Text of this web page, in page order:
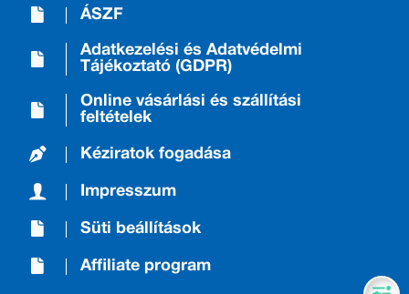
ÁSZF
Adatkezelési és Adatvédelmi
Tájékoztató (GDPR)
Online vásárlási és szállítási
feltételek
Kéziratok fogadása
Impresszum
Süti beállítások
Affiliate program